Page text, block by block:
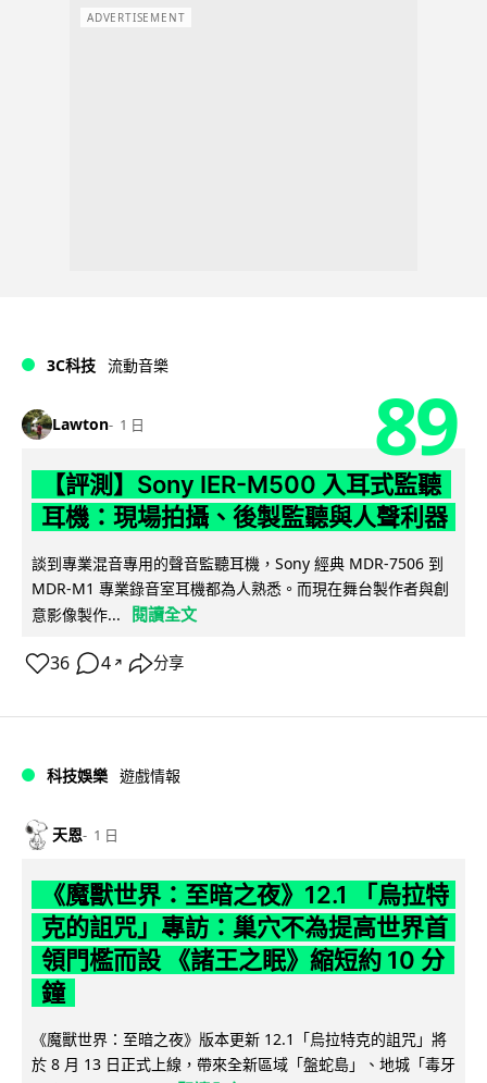
ADVERTISEMENT
3C科技 流動音樂
Lawton 1 日 89
【評測】Sony IER-M500 入耳式監聽
耳機：現場拍攝、後製監聽與人聲利器
談到專業混音專用的聲音監聽耳機，Sony 經典 MDR-7506 到
MDR-M1 專業錄音室耳機都為人熟悉。而現在舞台製作者與創
意影像製作...
閱讀全文
36 4 ↗ 分享
科技娛樂 遊戲情報
天恩 1 日
《魔獸世界：至暗之夜》12.1 「烏拉特
克的詛咒」專訪：巢穴不為提高世界首
領門檻而設 《諸王之眠》縮短約 10 分
鐘
《魔獸世界：至暗之夜》版本更新 12.1「烏拉特克的詛咒」將
於 8 月 13 日正式上線，帶來全新區域「盤蛇島」、地城「毒牙